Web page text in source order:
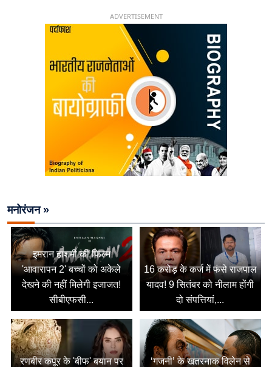
ADVERTISEMENT
मनोरंजन »
इमरान हाशमी की फिल्म
'आवारापन 2' बच्चों को अकेले
देखने की नहीं मिलेगी इजाजत!
सीबीएफसी...
16 करोड़ के कर्ज में फंसे राजपाल
यादव! 9 सितंबर को नीलाम होंगी
दो संपत्तियां,...
रणबीर कपूर के 'बीफ' बयान पर
‘गजनी’ के खतरनाक विलेन से